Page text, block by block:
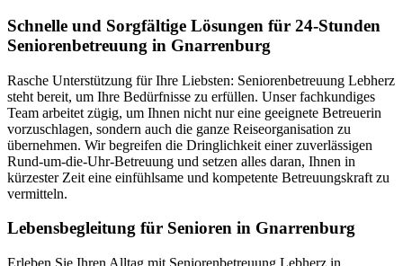
Schnelle und Sorgfältige Lösungen für 24-Stunden
Seniorenbetreuung in Gnarrenburg
Rasche Unterstützung für Ihre Liebsten: Seniorenbetreuung Lebherz
steht bereit, um Ihre Bedürfnisse zu erfüllen. Unser fachkundiges
Team arbeitet zügig, um Ihnen nicht nur eine geeignete Betreuerin
vorzuschlagen, sondern auch die ganze Reiseorganisation zu
übernehmen. Wir begreifen die Dringlichkeit einer zuverlässigen
Rund-um-die-Uhr-Betreuung und setzen alles daran, Ihnen in
kürzester Zeit eine einfühlsame und kompetente Betreuungskraft zu
vermitteln.
Lebensbegleitung für Senioren in Gnarrenburg
Erleben Sie Ihren Alltag mit Seniorenbetreuung Lebherz in